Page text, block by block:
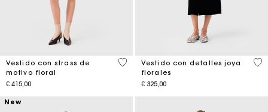
Vestido con strass de
motivo floral
€ 415,00
3,2 out of 5 Customer Rating
Vestido con detalles joya
florales
€ 325,00
3,8
New